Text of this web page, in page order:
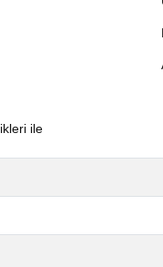
ile